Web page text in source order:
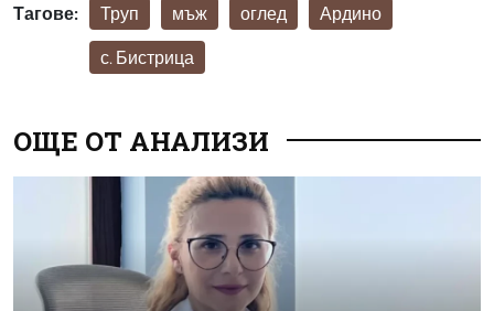
Тагове: Труп мъж оглед Ардино
с. Бистрица
ОЩЕ ОТ АНАЛИЗИ